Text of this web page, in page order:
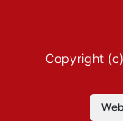
Copyright (c)